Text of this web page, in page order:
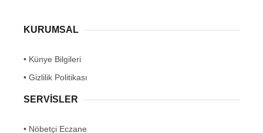
KURUMSAL
• Künye Bilgileri
• Gizlilik Politikası
SERVİSLER
• Nöbetçi Eczane